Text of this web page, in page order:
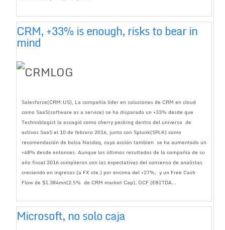
CRM, +33% is enough, risks to bear in
mind
Salesforce(CRM:US), La compañía líder en soluciones de CRM en cloud
como SaaS(software as a service) se ha disparado un +33% desde que
Technoblogist la escogió como cherry pecking dentro del universo de
activos SaaS el 10 de febrero 2016, junto con Splunk(SPLK) como
recomendación de bolsa Nasdaq, cuya acción tambien se ha aumentado un
+48% desde entonces. Aunque los últimos resultados de la compañía de su
año fiscal 2016 cumplieron con las expectativas del consenso de analistas
creciendo en ingresos (a FX cte.) por encima del +27%, y un Free Cash
Flow de $1.384mn(2.5% de CRM market Cap), OCF (EBITDA...
Microsoft, no solo caja